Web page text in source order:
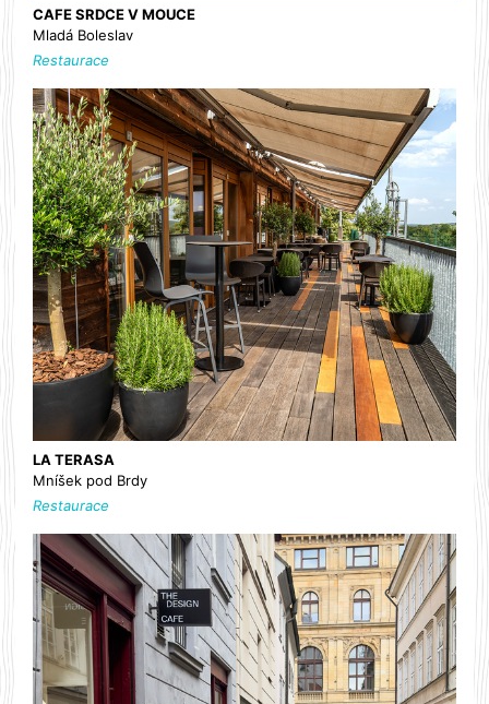
CAFE SRDCE V MOUCE
Mladá Boleslav
Restaurace
LA TERASA
Mníšek pod Brdy
Restaurace